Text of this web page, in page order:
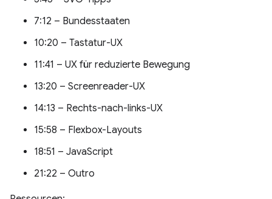
7:12 – Bundesstaaten
10:20 – Tastatur-UX
11:41 – UX für reduzierte Bewegung
13:20 – Screenreader-UX
14:13 – Rechts-nach-links-UX
15:58 – Flexbox-Layouts
18:51 – JavaScript
21:22 – Outro